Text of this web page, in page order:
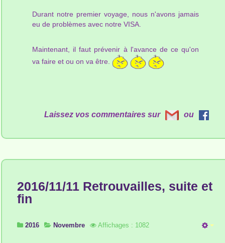
Durant notre premier voyage, nous n'avons jamais
eu de problèmes avec notre VISA.
Maintenant, il faut prévenir à l'avance de ce qu'on
va faire et ou on va être.
Laissez vos commentaires sur ou
2016/11/11 Retrouvailles, suite et
fin
2016 Novembre Affichages : 1082